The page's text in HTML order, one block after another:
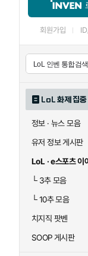
회원가입
LoL 화제 집중
정보 · 뉴스 모음
유저 정보 게시판
LoL · e스포츠 이
└3추 모음
└10추 모음
치지직 팟벤
SOOP 게시판